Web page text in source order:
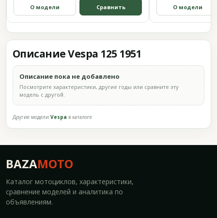
О модели Сравнить О модели
Описание Vespa 125 1951
Описание пока не добавлено
Посмотрите характеристики, другие годы или сравните эту
модель с другой.
Другие модели Vespa в каталоге
BAZAMOTO
Каталог мотоциклов, характеристики,
сравнение моделей и аналитика по
объявлениям.